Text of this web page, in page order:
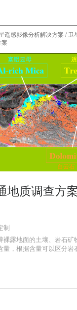
遥感影像分析解决方案 / 卫
地质调查方
制
裸露地面的土壤、岩石矿
，根据含量可以区分岩